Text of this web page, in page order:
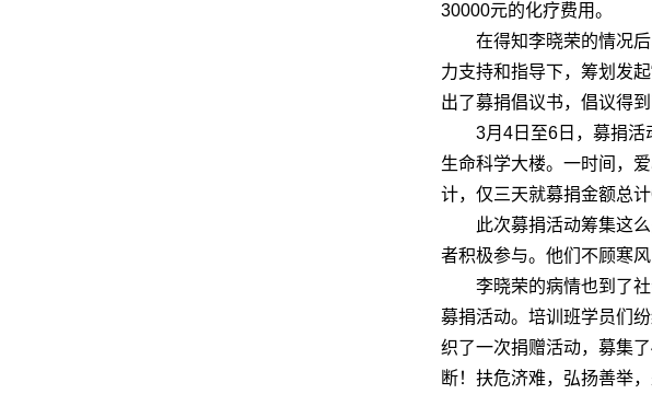
30000元的化疗费用。
在得知李晓荣的情况
力支持和指导下，筹划发
出了募捐倡议书，倡议得
3月4日至6日，募捐活
生命科学大楼。一时间，
计，仅三天就募捐金额总
此次募捐活动筹集这
者积极参与。他们不顾寒
李晓荣的病情也到了
募捐活动。培训班学员们
织了一次捐赠活动，募集
断！扶危济难，弘扬善举